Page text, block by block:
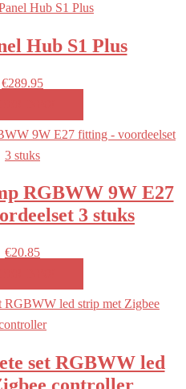
Hub S1 Plus
€289.95
RGBWW 9W E27
3 stuks
€20.85
set RGBWW led